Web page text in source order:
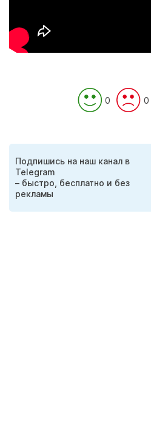
0 0
Подпишись на наш канал в
Telegram
– быстро, бесплатно и без
рекламы